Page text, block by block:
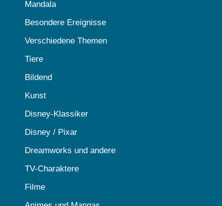
Mandala
Besondere Ereignisse
Verschiedene Themen
Tiere
Bildend
Kunst
Disney-Klassiker
Disney / Pixar
Dreamworks und andere
TV-Charaktere
Filme